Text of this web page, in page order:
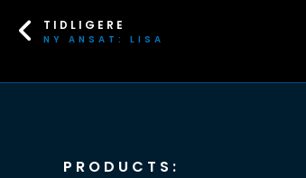
TIDLIGERE
NY ANSAT: LISA
PRODUCTS: